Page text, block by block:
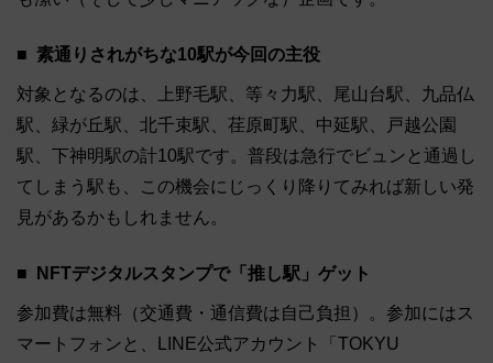
素通りされがちな10駅が今回の主役
対象となるのは、上野毛駅、等々力駅、尾山台駅、九品仏
駅、緑が丘駅、北千束駅、荏原町駅、中延駅、戸越公園
駅、下神明駅の計10駅です。普段は急行でビュンと通過し
てしまう駅も、この機会にじっくり降りてみれば新しい発
見があるかもしれません。
NFTデジタルスタンプで「推し駅」ゲット
参加費は無料（交通費・通信費は自己負担）。参加にはス
マートフォンと、LINE公式アカウント「TOKYU